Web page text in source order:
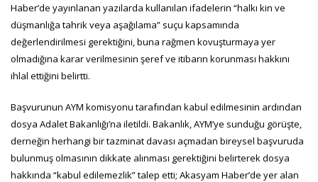
Haber’de yayınlanan yazılarda kullanılan ifadelerin “halkı kin ve
düşmanlığa tahrik veya aşağılama” suçu kapsamında
değerlendirilmesi gerektiğini, buna rağmen kovuşturmaya yer
olmadığına karar verilmesinin şeref ve itibarın korunması hakkını
ihlal ettiğini belirtti.
Başvurunun AYM komisyonu tarafından kabul edilmesinin ardından
dosya Adalet Bakanlığı’na iletildi. Bakanlık, AYM’ye sunduğu görüşte,
derneğin herhangi bir tazminat davası açmadan bireysel başvuruda
bulunmuş olmasının dikkate alınması gerektiğini belirterek dosya
hakkında “kabul edilemezlik” talep etti; Akasyam Haber’de yer alan